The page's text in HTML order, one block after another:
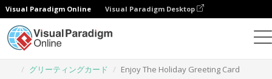
Visual Paradigm Online Visual Paradigm Desktop
グリーティングカード
Enjoy The Holiday Greeting Card